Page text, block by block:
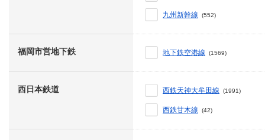
九州新幹線 (552)
福岡市営地下鉄 地下鉄空港線 (1569)
西日本鉄道 西鉄天神大牟田線 (1991)
西鉄甘木線 (42)